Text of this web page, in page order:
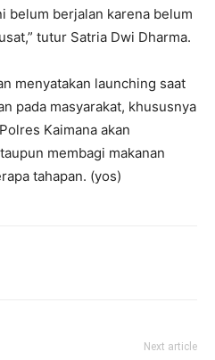
belum berjalan karena belum
tutur Satria Dwi Dharma.
menyatakan launching saat
pada masyarakat, khususnya
Kaimana akan
membagi makanan
tahapan. (yos)
Next article